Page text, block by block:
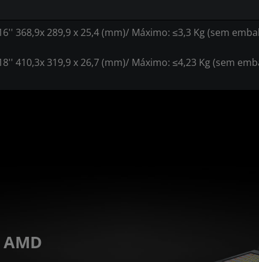
368,9x 289,9 x 25,4 (mm)/ Máximo: ≤3,3 Kg (sem
410,3x 319,9 x 26,7 (mm)/ Máximo: ≤4,23 Kg (sem